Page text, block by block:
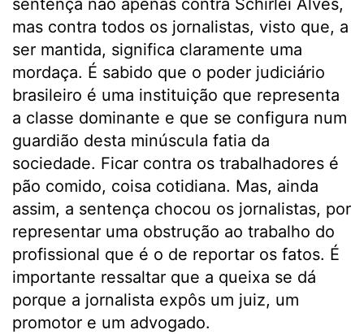
sentença não apenas contra Schirlei Alves,
mas contra todos os jornalistas, visto que, a
ser mantida, significa claramente uma
mordaça. É sabido que o poder judiciário
brasileiro é uma instituição que representa
a classe dominante e que se configura num
guardião desta minúscula fatia da
sociedade. Ficar contra os trabalhadores é
pão comido, coisa cotidiana. Mas, ainda
assim, a sentença chocou os jornalistas, por
representar uma obstrução ao trabalho do
profissional que é o de reportar os fatos. É
importante ressaltar que a queixa se dá
porque a jornalista expôs um juiz, um
promotor e um advogado.